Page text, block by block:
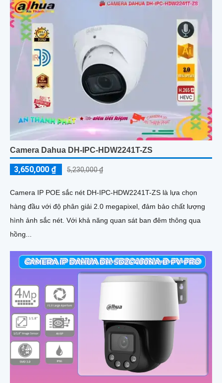
Camera Dahua DH-IPC-HDW2241T-ZS
3,650,000 ₫ 5,230,000 ₫
Camera IP POE sắc nét DH-IPC-HDW2241T-ZS là lựa chọn
hàng đầu với độ phân giải 2.0 megapixel, đảm bảo chất lượng
hình ảnh sắc nét. Với khả năng quan sát ban đêm thông qua
hồng...